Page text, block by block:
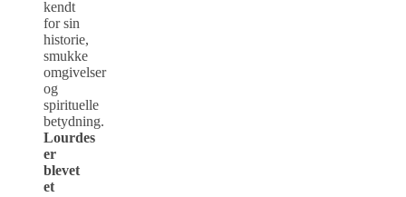
kendt
for sin
historie,
smukke
omgivelser
og
spirituelle
betydning.
Lourdes
er
blevet
et